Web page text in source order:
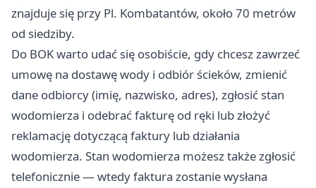
znajduje się przy Pl. Kombatantów, około 70 metrów
od siedziby.
Do BOK warto udać się osobiście, gdy chcesz zawrzeć
umowę na dostawę wody i odbiór ścieków, zmienić
dane odbiorcy (imię, nazwisko, adres), zgłosić stan
wodomierza i odebrać fakturę od ręki lub złożyć
reklamację dotyczącą faktury lub działania
wodomierza. Stan wodomierza możesz także zgłosić
telefonicznie — wtedy faktura zostanie wysłana